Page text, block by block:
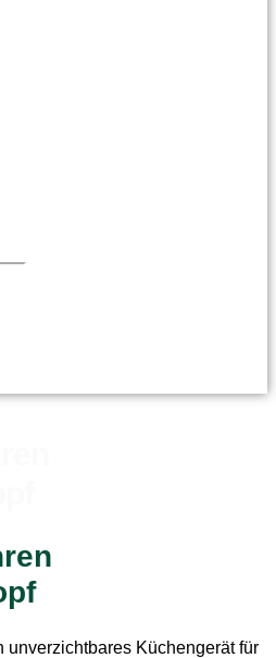
unverzichtbares Küchengerät für